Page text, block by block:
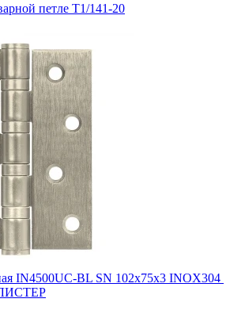
петле T1/141-20
IN4500UC-BL SN 102x75x3 INOX304